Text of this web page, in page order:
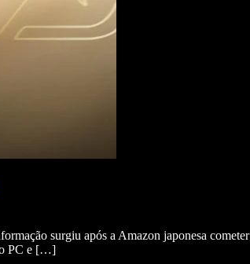
surgiu após a Amazon japonesa
PC e […]